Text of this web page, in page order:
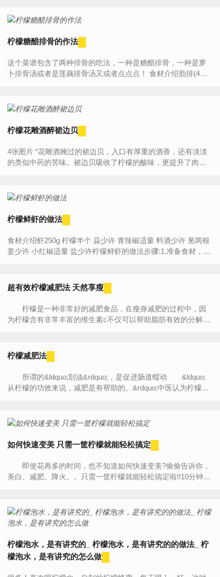
柠檬糖醋排骨的作法
这个菜谱包含了两种排骨的吃法，一种是糖醋排骨，一种是萝
卜排骨汤或者是莲藕排骨汤又或者点点点！ 食材介绍肋排(4条),
柠檬花雕酒醉裙边贝
4张图片 “花雕酒腌过的裙边贝，入口有厚重的酒香，还有淡淡
的类似中药的苦味。裙边贝吸收了柠檬的酸味，更提升了肉质
柠檬鲜虾的做法
食材介绍虾250g 柠檬半个 蒜少许 青辣椒适量 料酒少许 葱两根
姜少许 小红椒适量 盐少许柠檬鲜虾的做法步骤:1.准备食材，葱
超有效柠檬减肥法 天然享瘦
柠檬是一种非常好的减肥食品，在瘦身减肥的过程中，因
为柠檬含有非常丰富的维生素c不仅可以帮助脂肪有效的分解，
柠檬减肥法
所谓的&ldquo;刮油&rdquo;，是促进肠道蠕动 &ldquo;
从柠檬的功效来说，减肥是有帮助的。&rdquo;中医认为柠檬性
如何快速变美 只需一筐柠檬就能轻松搞定
即使花再多的时间，也不知道如何快速变美?偷偷告诉你，
美白、减肥、降火。。只需一筐柠檬就能轻松搞定啦!!10分钟的
柠檬泡水，是有讲究的_ 柠檬泡水，是有讲究的的做法_ 柠
檬泡水，是有讲究的怎么做